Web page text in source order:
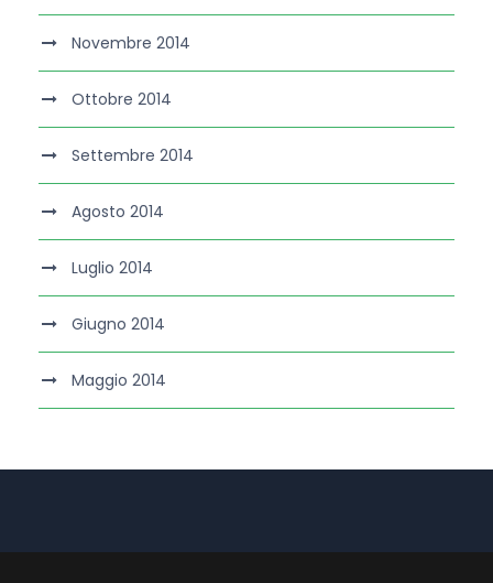
Novembre 2014
Ottobre 2014
Settembre 2014
Agosto 2014
Luglio 2014
Giugno 2014
Maggio 2014